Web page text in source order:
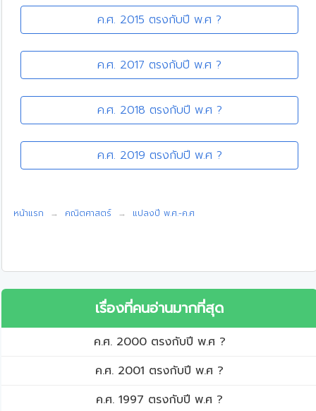
ค.ศ. 2015 ตรงกับปี พ.ศ ?
ค.ศ. 2017 ตรงกับปี พ.ศ ?
ค.ศ. 2018 ตรงกับปี พ.ศ ?
ค.ศ. 2019 ตรงกับปี พ.ศ ?
หน้าแรก คณิตศาสตร์ แปลงปี พ.ศ.-ค.ศ
เรื่องที่คนอ่านมากที่สุด
ค.ศ. 2000 ตรงกับปี พ.ศ ?
ค.ศ. 2001 ตรงกับปี พ.ศ ?
ค.ศ. 1997 ตรงกับปี พ.ศ ?